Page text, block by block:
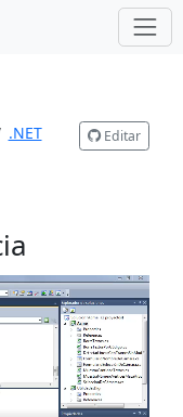
.NET
Editar